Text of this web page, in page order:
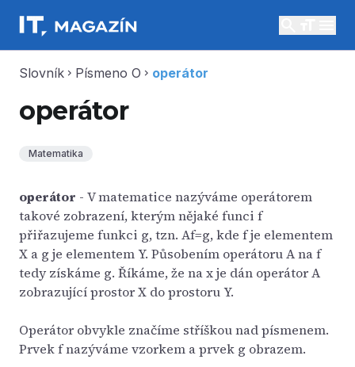
Slovník chevron_right Písmeno O chevron_right operátor
operátor
Matematika
operátor - V matematice nazýváme operátorem
takové zobrazení, kterým nějaké funci f
přiřazujeme funkci g, tzn. Af=g, kde f je elementem
X a g je elementem Y. Působením operátoru A na f
tedy získáme g. Říkáme, že na x je dán operátor A
zobrazující prostor X do prostoru Y.
Operátor obvykle značíme stříškou nad písmenem.
Prvek f nazýváme vzorkem a prvek g obrazem.